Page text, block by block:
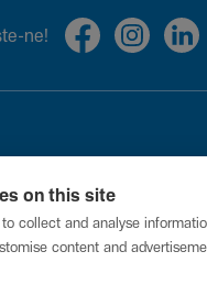
ne!
Cookies
on this site
collect and analyse
content and